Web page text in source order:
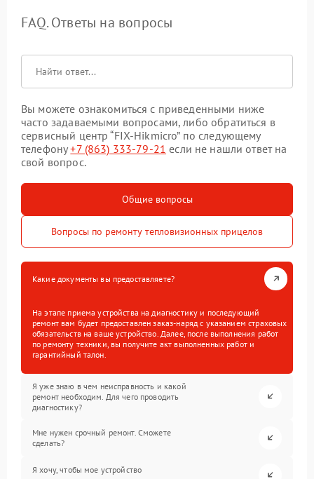
FAQ. Ответы на вопросы
Вы можете ознакомиться с приведенными ниже
часто задаваемыми вопросами, либо обратиться в
сервисный центр “FIX-Hikmicro” по следующему
телефону+7 (863) 333-79-21 если не нашли ответ на
свой вопрос.
Общие вопросы
Вопросы по ремонту тепловизионных прицелов
Какие документы вы предоставляете?
На этапе приема устройства на диагностику и последующий
ремонт вам будет предоставлен заказ-наряд с указанием страховых
обязательств на ваше устройство. Далее, после выполнения работ
по ремонту техники, вы получите акт выполненных работ и
гарантийный талон.
Я уже знаю в чем неисправность и какой
ремонт необходим. Для чего проводить
диагностику?
Мне нужен срочный ремонт. Сможете
сделать?
Я хочу, чтобы мое устройство